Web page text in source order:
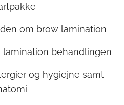
om brow lamination
behandlingen
og hygiejne samt